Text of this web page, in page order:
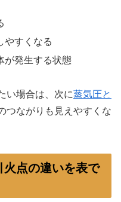
やすくなる
が発生する状態
い場合は、次に蒸気圧と
つながりも見えやすくな
点の違いを表で